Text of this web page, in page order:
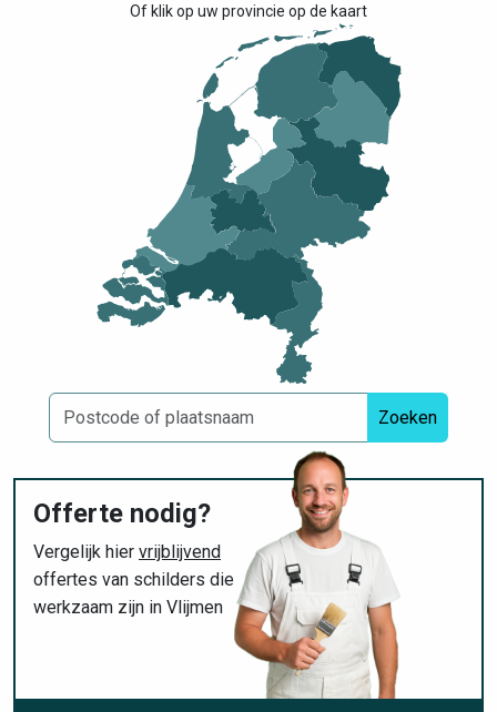
Of klik op uw provincie op de kaart
Zoeken
Offerte nodig?
Vergelijk hier vrijblijvend
offertes van schilders die
werkzaam zijn in Vlijmen